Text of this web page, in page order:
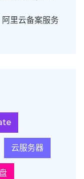
里云备案服务
云服务器